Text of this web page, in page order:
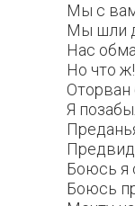
Мы с
Мы шли
Нас
Но что
Оторван
Я
Боюсь я
Боюсь